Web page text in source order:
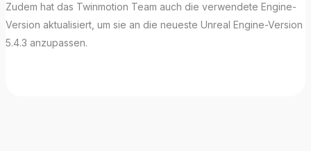
Zudem hat das Twinmotion Team auch die verwendete Engine-
Version aktualisiert, um sie an die neueste Unreal Engine-Version
5.4.3 anzupassen.